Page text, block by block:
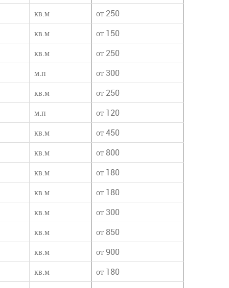
кв.м
от 250
кв.м
от 150
кв.м
от 250
м.п
от 300
кв.м
от 250
м.п
от 120
кв.м
от 450
кв.м
от 800
кв.м
от 180
кв.м
от 180
кв.м
от 300
кв.м
от 850
кв.м
от 900
кв.м
от 180